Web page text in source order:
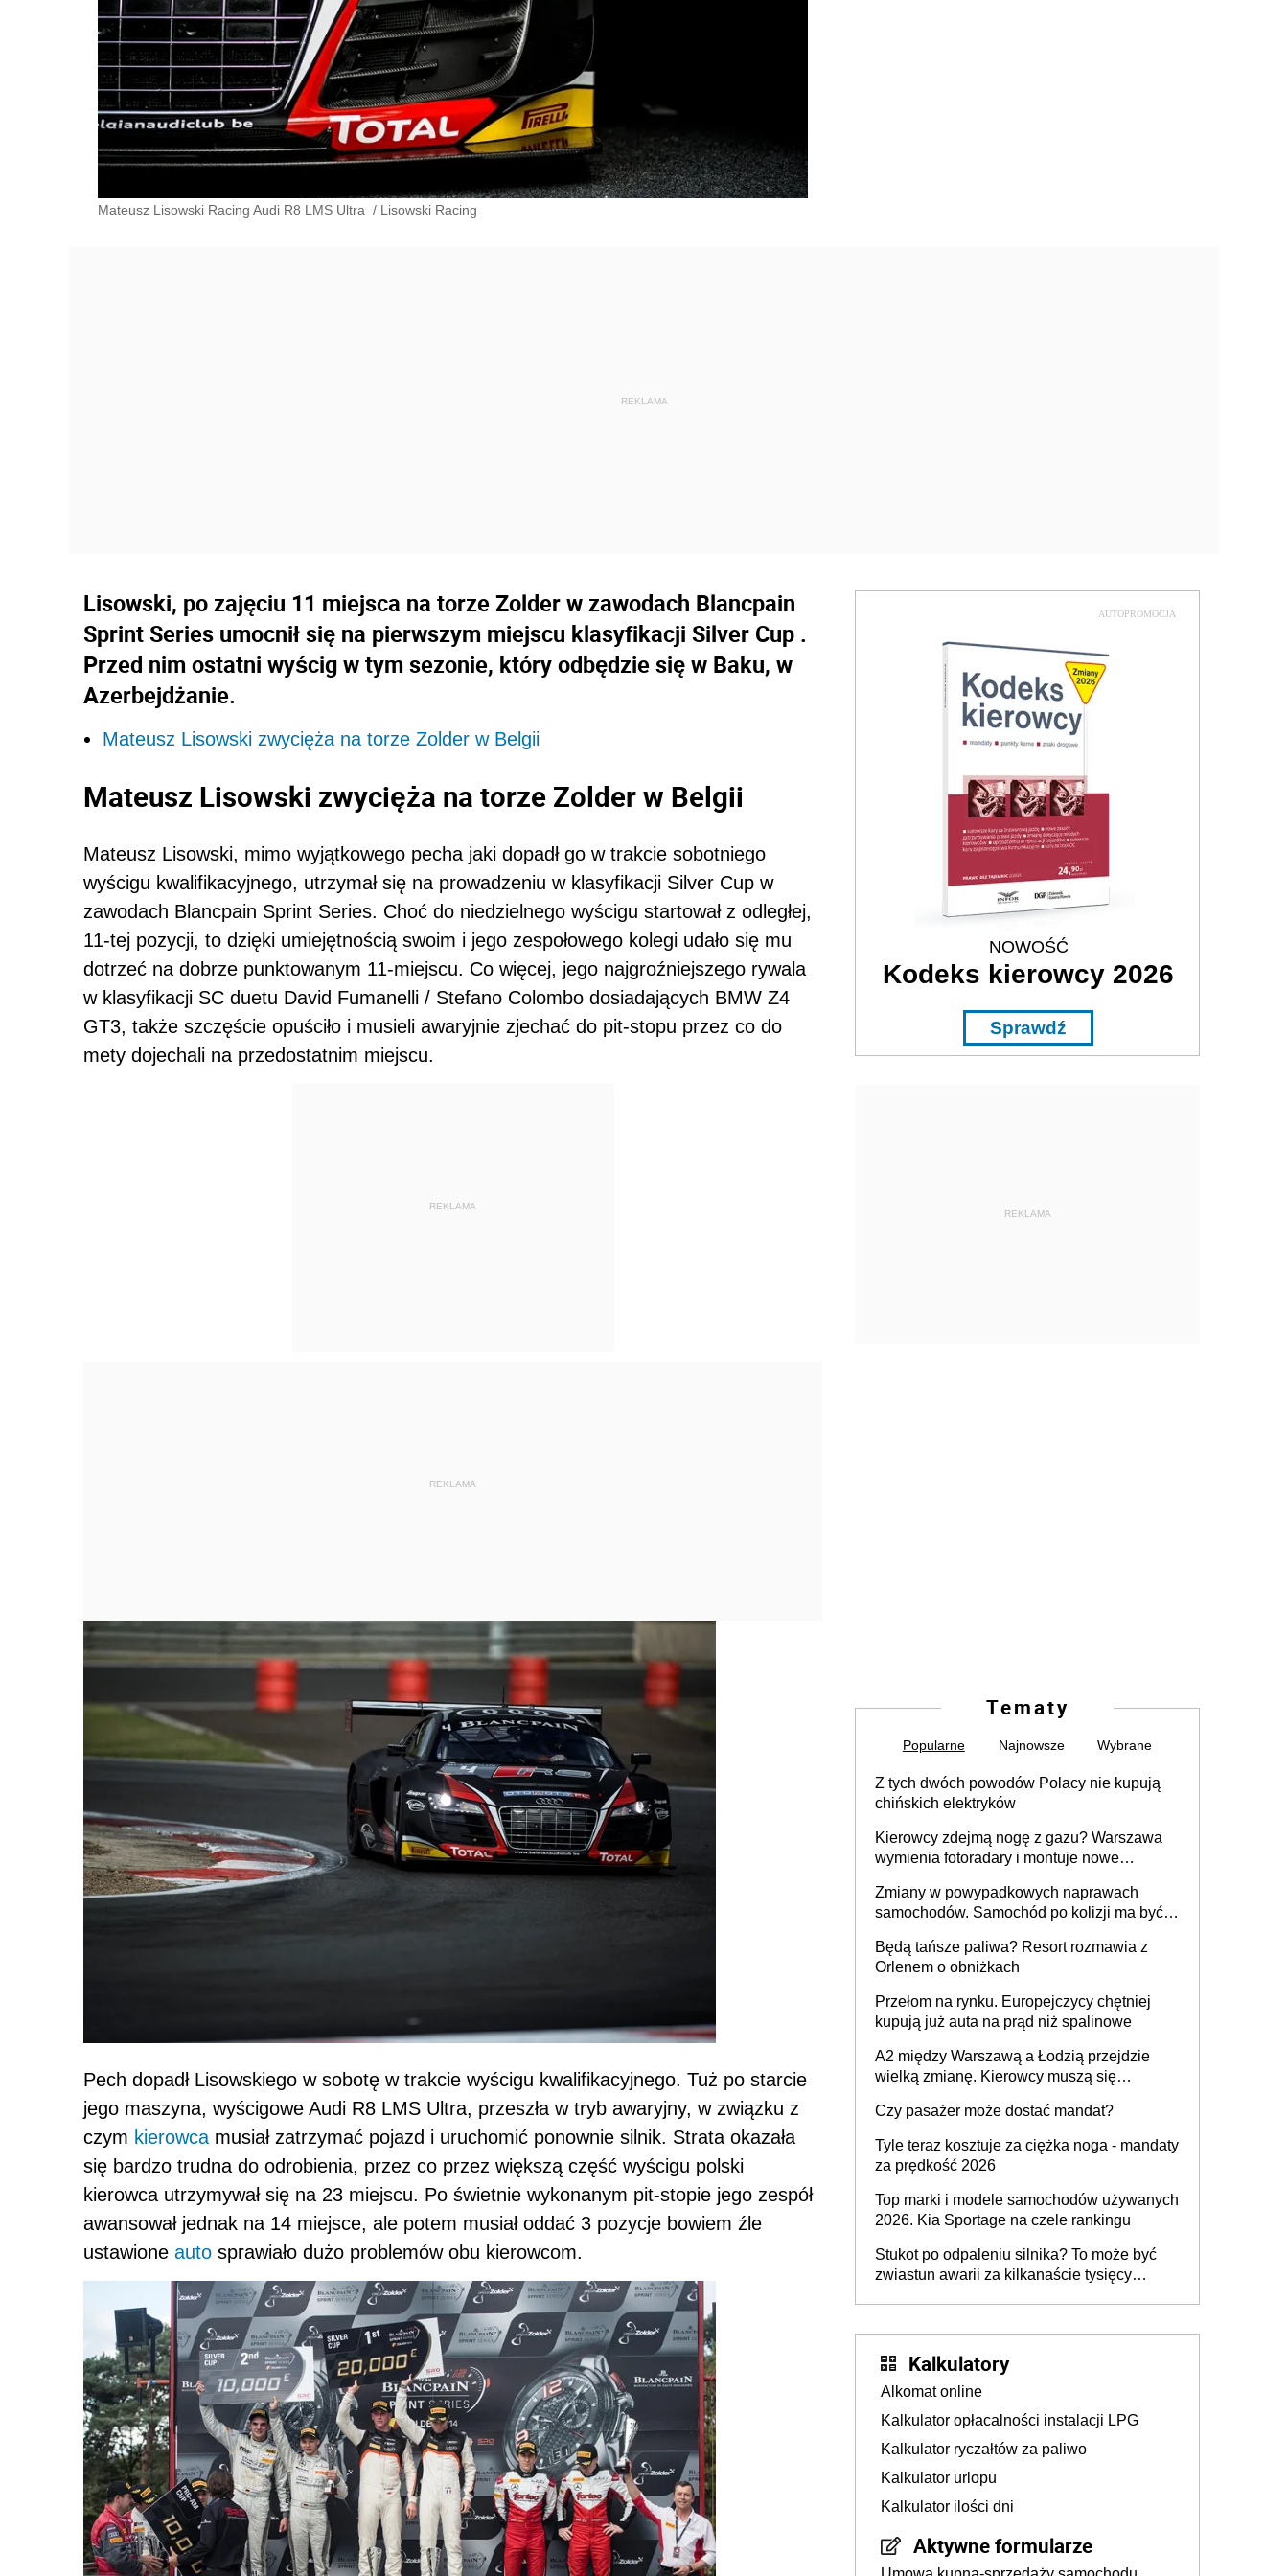
Mateusz Lisowski Racing Audi R8 LMS Ultra / Lisowski Racing
Lisowski, po zajęciu 11 miejsca na torze Zolder w zawodach Blancpain
Sprint Series umocnił się na pierwszym miejscu klasyfikacji Silver Cup .
Przed nim ostatni wyścig w tym sezonie, który odbędzie się w Baku, w
Azerbejdżanie.
Mateusz Lisowski zwycięża na torze Zolder w Belgii
Mateusz Lisowski zwycięża na torze Zolder w Belgii
Mateusz Lisowski, mimo wyjątkowego pecha jaki dopadł go w trakcie sobotniego
wyścigu kwalifikacyjnego, utrzymał się na prowadzeniu w klasyfikacji Silver Cup w
zawodach Blancpain Sprint Series. Choć do niedzielnego wyścigu startował z odległej,
11-tej pozycji, to dzięki umiejętnością swoim i jego zespołowego kolegi udało się mu
dotrzeć na dobrze punktowanym 11-miejscu. Co więcej, jego najgroźniejszego rywala
w klasyfikacji SC duetu David Fumanelli / Stefano Colombo dosiadających BMW Z4
GT3, także szczęście opuściło i musieli awaryjnie zjechać do pit-stopu przez co do
mety dojechali na przedostatnim miejscu.
REKLAMA
REKLAMA
Pech dopadł Lisowskiego w sobotę w trakcie wyścigu kwalifikacyjnego. Tuż po starcie
jego maszyna, wyścigowe Audi R8 LMS Ultra, przeszła w tryb awaryjny, w związku z
czym kierowca musiał zatrzymać pojazd i uruchomić ponownie silnik. Strata okazała
się bardzo trudna do odrobienia, przez co przez większą część wyścigu polski
kierowca utrzymywał się na 23 miejscu. Po świetnie wykonanym pit-stopie jego zespół
awansował jednak na 14 miejsce, ale potem musiał oddać 3 pozycje bowiem źle
ustawione auto sprawiało dużo problemów obu kierowcom.
AUTOPROMOCJA
NOWOŚĆ
Kodeks kierowcy 2026
Sprawdź
REKLAMA
Tematy
Popularne Najnowsze Wybrane
Z tych dwóch powodów Polacy nie kupują
chińskich elektryków
Kierowcy zdejmą nogę z gazu? Warszawa
wymienia fotoradary i montuje nowe
Zmiany w powypadkowych naprawach
samochodów. Samochód po kolizji ma być
technologią producenta
Będą tańsze paliwa? Resort rozmawia z
Orlenem o obniżkach
Przełom na rynku. Europejczycy chętniej
kupują już auta na prąd niż spalinowe
A2 między Warszawą a Łodzią przejdzie
wielką zmianę. Kierowcy muszą się
Czy pasażer może dostać mandat?
Tyle teraz kosztuje za ciężka noga - mandaty
za prędkość 2026
Top marki i modele samochodów używanych
2026. Kia Sportage na czele rankingu
Stukot po odpaleniu silnika? To może być
zwiastun awarii za kilkanaście tysięcy
Kalkulatory
Alkomat online
Kalkulator opłacalności instalacji LPG
Kalkulator ryczałtów za paliwo
Kalkulator urlopu
Kalkulator ilości dni
Aktywne formularze